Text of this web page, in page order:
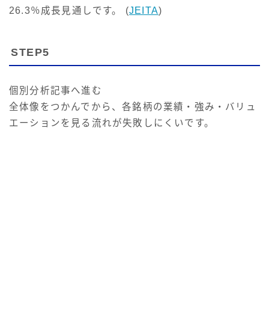
26.3％成長見通しです。 (JEITA)
STEP5
個別分析記事へ進む
全体像をつかんでから、各銘柄の業績・強み・バリュ
エーションを見る流れが失敗しにくいです。